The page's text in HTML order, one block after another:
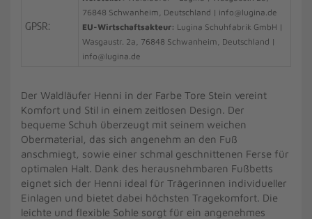
GPSR:
76848 Schwanheim, Deutschland | info@lugina.de
EU-Wirtschaftsakteur: Lugina Schuhfabrik GmbH |
Wasgaustr. 2a, 76848 Schwanheim, Deutschland |
info@lugina.de
Der Waldläufer Henni in der Farbe Tore Stein vereint
Komfort und Stil in einem zeitlosen Design. Der
bequeme Schuh überzeugt mit seinem weichen
Obermaterial, das sich angenehm an den Fuß
anschmiegt, sowie einer schmal geschnittenen Ferse für
optimalen Halt. Dank des herausnehmbaren Fußbetts
eignet sich der Henni ideal für Trägerinnen individueller
Einlagen und bietet dabei höchsten Tragekomfort. Die
leichte und flexible Sohle sorgt für ein angenehmes